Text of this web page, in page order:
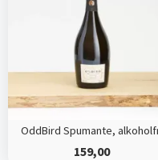
OddBird Spumante,
159,00